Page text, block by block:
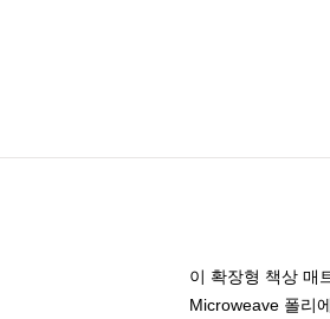
이 확장형 책상 매
Microweave 폴리